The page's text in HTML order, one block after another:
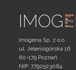
Imogena Sp. z o.o.
ul. Jeleniogórska 16
60-179 Poznań
NIP: 7792523064